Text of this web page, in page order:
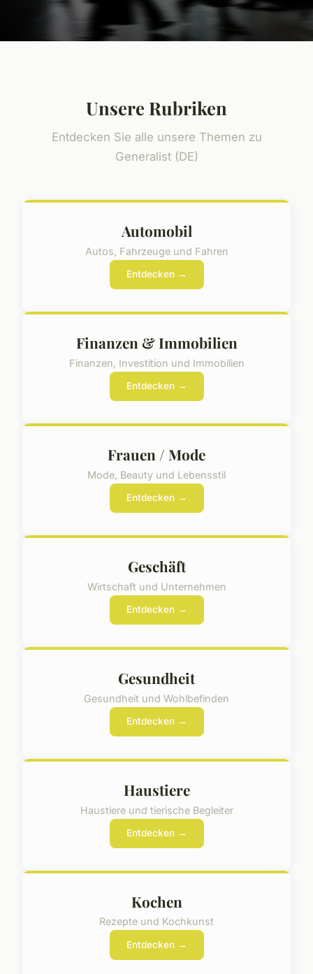
Unsere Rubriken
Entdecken Sie alle unsere Themen zu
Generalist (DE)
Automobil
Autos, Fahrzeuge und Fahren
Entdecken →
Finanzen & Immobilien
Finanzen, Investition und Immobilien
Entdecken →
Frauen / Mode
Mode, Beauty und Lebensstil
Entdecken →
Geschäft
Wirtschaft und Unternehmen
Entdecken →
Gesundheit
Gesundheit und Wohlbefinden
Entdecken →
Haustiere
Haustiere und tierische Begleiter
Entdecken →
Kochen
Rezepte und Kochkunst
Entdecken →